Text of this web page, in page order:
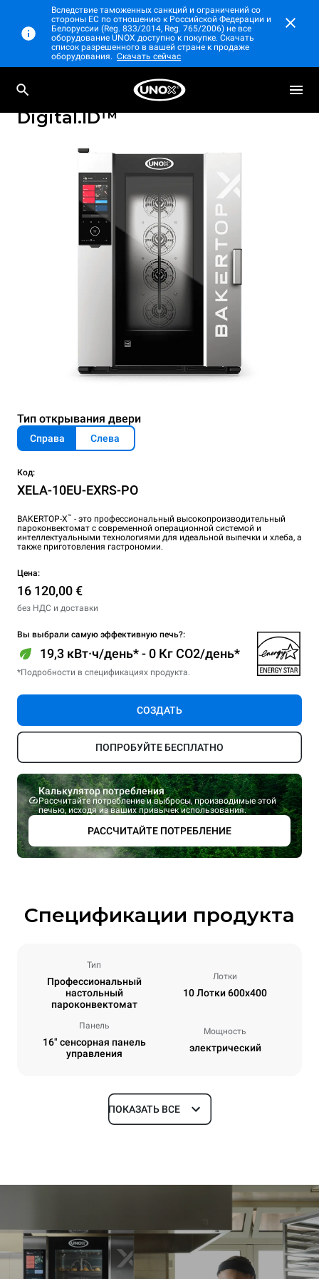
Вследствие таможенных санкций и ограничений со
стороны ЕС по отношению к Российской Федерации и
Белоруссии (Reg. 833/2014, Reg. 765/2006) не все
оборудование UNOX доступно к покупке. Скачать
список разрешенного в вашей стране к продаже
оборудования. Скачать сейчас
Профессиональный настольный
пароконвектомат
BAKERTOP-X™
Digital.ID™
Тип открывания двери
Справа Слева
Код:
XELA-10EU-EXRS-PO
BAKERTOP-X™ - это профессиональный высокопроизводительный
пароконвектомат с современной операционной системой и
интеллектуальными технологиями для идеальной выпечки и хлеба, а
также приготовления гастрономии.
Цена:
16 120,00 €
без НДС и доставки
Вы выбрали самую эффективную печь?:
19,3 кВт·ч/день* - 0 Кг CO2/день*
*Подробности в спецификациях продукта.
СОЗДАТЬ
ПОПРОБУЙТЕ БЕСПЛАТНО
Калькулятор потребления
Рассчитайте потребление и выбросы, производимые этой
печью, исходя из ваших привычек использования.
РАССЧИТАЙТЕ ПОТРЕБЛЕНИЕ
Спецификации продукта
Тип
Профессиональный
настольный
пароконвектомат
Лотки
10 Лотки 600x400
Панель
16" сенсорная панель
управления
Мощность
электрический
Размеры
178 kg
Спецификации противней
Количество уровней Размер противня
ПОКАЗАТЬ ВСЕ